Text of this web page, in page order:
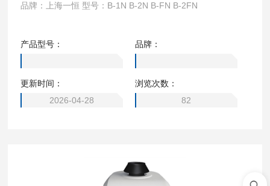
品牌：上海一恒 型号：B-1N B-2N B-FN B-2FN
产品型号： 品牌：
更新时间：
2026-04-28
浏览次数：
82